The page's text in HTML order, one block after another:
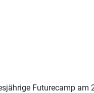
Futurecamp am